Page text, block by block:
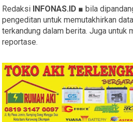
Redaksi INFONAS.ID ■ bila
pengeditan untuk memutakhirkan
terkandung dalam berita. Juga untuk
reportase.